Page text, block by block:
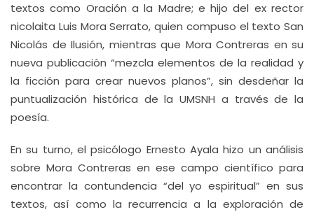
textos como Oración a la Madre; e hijo del ex rector
nicolaita Luis Mora Serrato, quien compuso el texto San
Nicolás de Ilusión, mientras que Mora Contreras en su
nueva publicación “mezcla elementos de la realidad y
la ficción para crear nuevos planos”, sin desdeñar la
puntualización histórica de la UMSNH a través de la
poesía.
En su turno, el psicólogo Ernesto Ayala hizo un análisis
sobre Mora Contreras en ese campo científico para
encontrar la contundencia “del yo espiritual” en sus
textos, así como la recurrencia a la exploración de